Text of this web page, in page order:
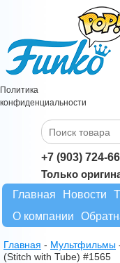
Политика
конфиденциальности
+7 (903) 724-
Только
Главная
Новости
О компании
Главная - Мультфильмы
(Stitch with Tube) #1565